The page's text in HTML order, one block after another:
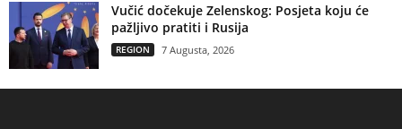
Vučić dočekuje Zelenskog: Posjeta koju će
pažljivo pratiti i Rusija
REGION 7 Augusta, 2026